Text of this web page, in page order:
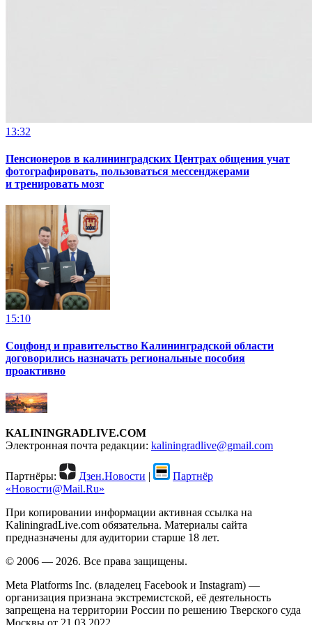
13:32
Пенсионеров в калининградских Центрах общения учат
фотографировать, пользоваться мессенджерами
и тренировать мозг
15:10
Соцфонд и правительство Калининградской области
договорились назначать региональные пособия
проактивно
KALININGRADLIVE.COM
Электронная почта редакции: kaliningradlive@gmail.com
Партнёры: Дзен.Новости |
Партнёр
«Новости@Mail.Ru»
При копировании информации активная ссылка на
KaliningradLive.com обязательна. Материалы сайта
предназначены для аудитории старше 18 лет.
© 2006 — 2026. Все права защищены.
Meta Platforms Inc. (владелец Facebook и Instagram) —
организация признана экстремистской, её деятельность
запрещена на территории России по решению Тверского суда
Москвы от 21.03.2022.